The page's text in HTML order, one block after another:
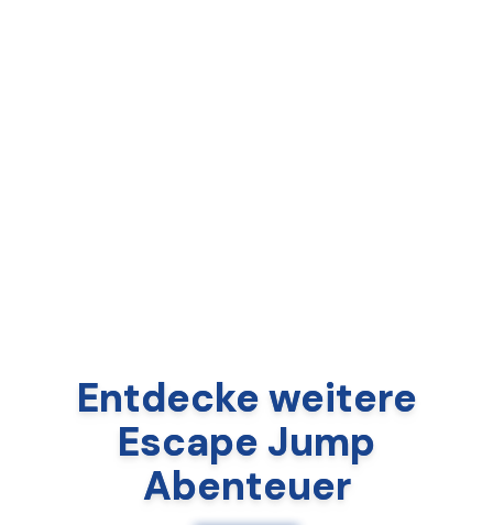
Entdecke weitere
Escape Jump
Abenteuer